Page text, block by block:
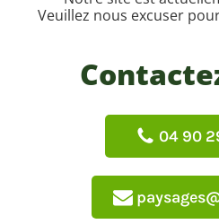
Veuillez nous excuser
04 90